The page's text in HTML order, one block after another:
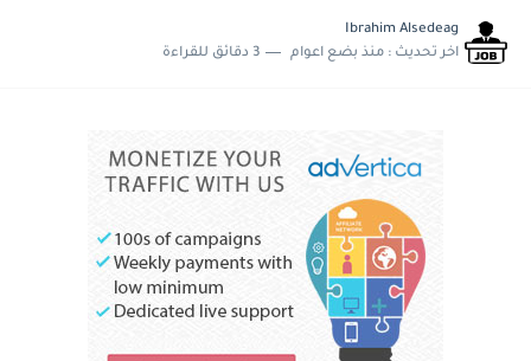
Ibrahim Alsedeag
اخر تحديث : منذ بضع اعوام 3 دقائق للقراءة